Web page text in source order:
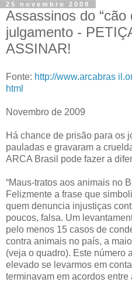
25 novembro 2009
Assassinos do “cão
julgamento -
ASSINAR!
Fonte: http://www.arcabras
html
Novembro de 2009
Há chance de prisão para os
pauladas e gravaram a
ARCA Brasil pode fazer a
“Maus-tratos aos animais no
Felizmente a frase que
quem denuncia injustiças
poucos, falsa. Um
pelo menos 15 casos de
contra animais no país, a
(veja o quadro). Este número
elevado se levarmos em
terminavam em acordos